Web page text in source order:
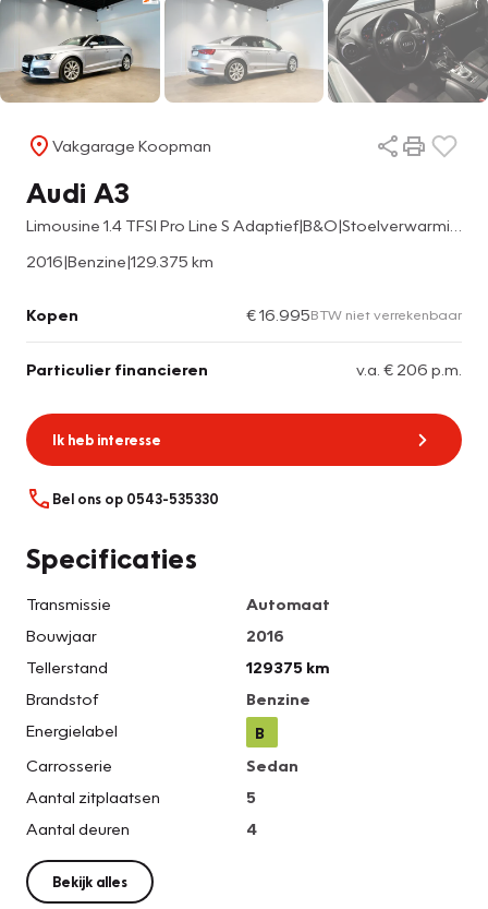
Vakgarage Koopman
Audi A3
2016|Benzine|129.375 km
Kopen € 16.995BTW niet verrekenbaar
Particulier financieren v.a. € 206 p.m.
Ik heb interesse
Bel ons op 0543-535330
Specificaties
Transmissie
Automaat
Bouwjaar
2016
Tellerstand
129375 km
Brandstof
Benzine
Energielabel
B
Carrosserie
Sedan
Aantal zitplaatsen
5
Aantal deuren
4
Bekijk alles